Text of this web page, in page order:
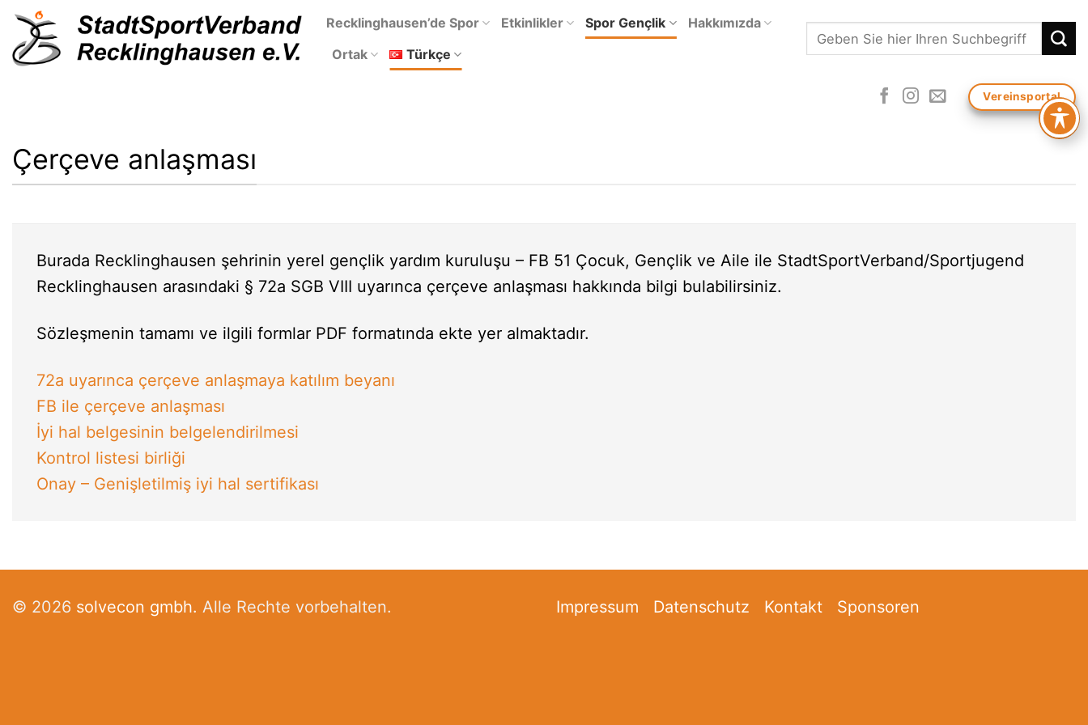
Skip
content
Recklinghausen’de Spor Etkinlikler Spor Gençlik
Hakkımızda
Ortak
Türkçe
Search
Vereinsportal
Çerçeve anlaşması
Burada Recklinghausen şehrinin yerel gençlik yardım kuruluşu – FB 51 Çocuk, Gençlik ve Aile ile StadtSportVerband/Sportjugend
Recklinghausen arasındaki § 72a SGB VIII uyarınca çerçeve anlaşması hakkında bilgi bulabilirsiniz.
Sözleşmenin tamamı ve ilgili formlar PDF formatında ekte yer almaktadır.
72a uyarınca çerçeve anlaşmaya katılım beyanı
FB ile çerçeve anlaşması
İyi hal belgesinin belgelendirilmesi
Kontrol listesi birliği
Onay – Genişletilmiş iyi hal sertifikası
© 2026 solvecon gmbh. Alle Rechte vorbehalten. Impressum Datenschutz Kontakt Sponsoren